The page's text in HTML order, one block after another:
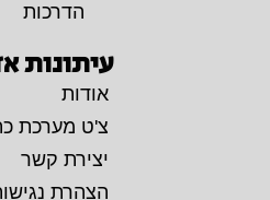
הדרכות
עיתונות
אודות
צ'ט מערכת
יצירת קשר
הצהרת